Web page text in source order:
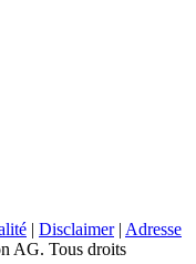
| Disclaimer| Adresse
AG. Tous droits